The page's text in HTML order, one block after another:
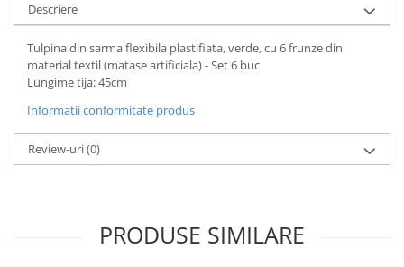
Descriere
Tulpina din sarma flexibila plastifiata, verde, cu 6 frunze din
material textil (matase artificiala) - Set 6 buc
Lungime tija: 45cm
Informatii conformitate produs
Review-uri(0)
PRODUSE SIMILARE